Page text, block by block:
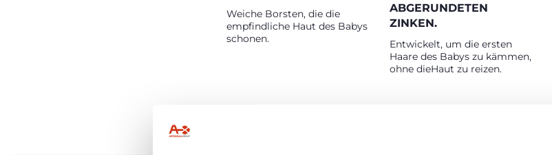
Weiche Borsten, die die
empfindliche Haut des Babys
schonen.
ABGERUNDETEN
ZINKEN.
Entwickelt, um die ersten
Haare des Babys zu kämmen,
ohne dieHaut zu reizen.